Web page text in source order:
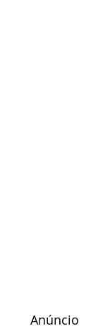
Anúncio